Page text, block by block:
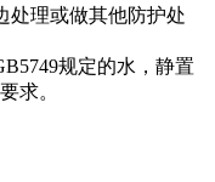
理或做其他防护处
规定的水，静置
求。